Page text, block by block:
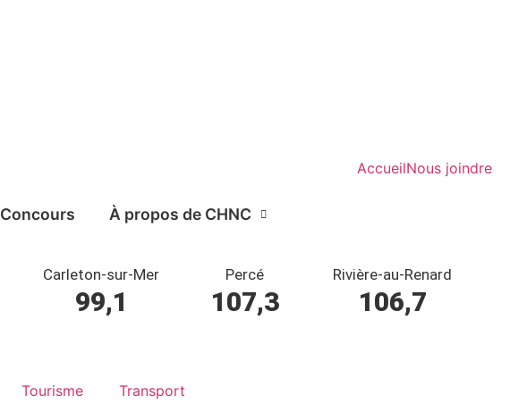
AccueilNous joindre
Concours À propos de CHNC
Carleton-sur-Mer
99,1
Percé
107,3
Rivière-au-Renard
106,7
Tourisme Transport